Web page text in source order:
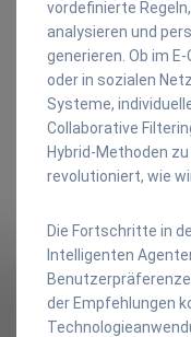
vordefinierte
analysieren und
generieren. Ob im
oder in sozialen
Systeme,
Collaborative
Hybrid-Methoden
revolutioniert, wie
Die Fortschritte in
Intelligenten
der Empfehlungen